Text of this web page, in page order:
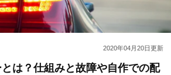
2020年04月20日更新
は？仕組みと故障や自作での配